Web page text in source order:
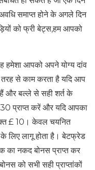
समाप्त होने के अगले दिन
को फ्री बेट्स,हम आपको
हमेशा आपको अपने योग्य दांव
तरह से काम करता है यदि आप
और बल्ले से सही शर्त के
प्राप्त करें और यदि आपका
£ 10। केवल चयनित
लिए लागू होता है। बेटफ्रेड
का नकद बोनस प्राप्त कर
को सभी सही प्राप्तांकों